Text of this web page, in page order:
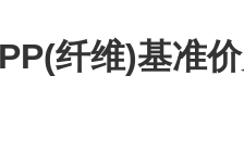
纤维)基准